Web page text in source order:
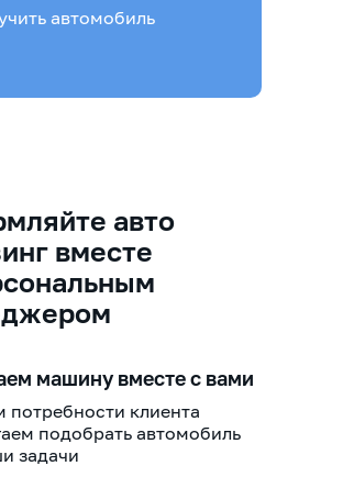
автомобиль
машину вместе с вами
потребности клиента
подобрать автомобиль
задачи
авто
вместе